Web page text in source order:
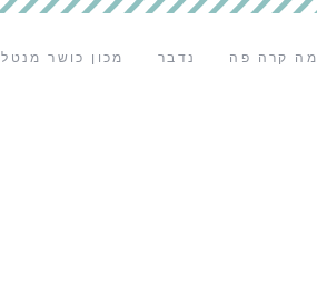
מה קרה פה נדבר מכון כושר